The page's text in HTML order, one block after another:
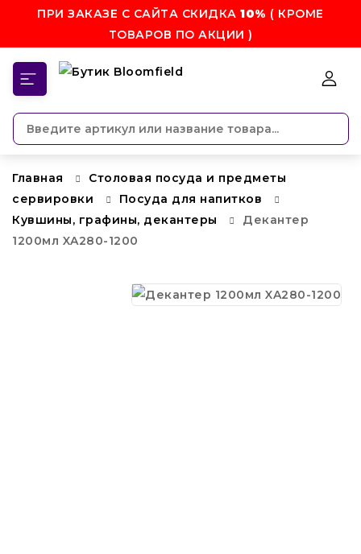
ПРИ ЗАКАЗЕ С САЙТА СКИДКА10% ( КРОМЕ
ТОВАРОВ ПО АКЦИИ )
Главная
Столовая посуда и предметы
сервировки
Посуда для напитков
Кувшины, графины, декантеры
Декантер
1200мл XA280-1200